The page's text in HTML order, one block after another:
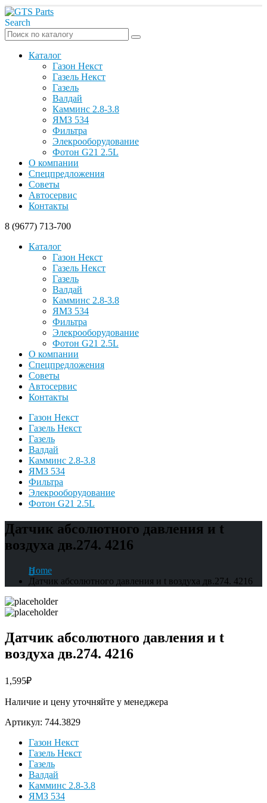
Search
Каталог
Газон Некст
Газель Некст
Газель
Валдай
Камминс 2.8-3.8
ЯМЗ 534
Фильтра
Элекрооборудование
Фотон G21 2.5L
О компании
Спецпредложения
Советы
Автосервис
Контакты
8 (9677) 713-700
Каталог
Газон Некст
Газель Некст
Газель
Валдай
Камминс 2.8-3.8
ЯМЗ 534
Фильтра
Элекрооборудование
Фотон G21 2.5L
О компании
Спецпредложения
Советы
Автосервис
Контакты
Газон Некст
Газель Некст
Газель
Валдай
Камминс 2.8-3.8
ЯМЗ 534
Фильтра
Элекрооборудование
Фотон G21 2.5L
Датчик абсолютного давления и t
воздуха дв.274. 4216
Home
Датчик абсолютного давления и t воздуха дв.274. 4216
Датчик абсолютного давления и t
воздуха дв.274. 4216
1,595₽
Наличие и цену уточняйте у менеджера
Артикул: 744.3829
Газон Некст
Газель Некст
Газель
Валдай
Камминс 2.8-3.8
ЯМЗ 534